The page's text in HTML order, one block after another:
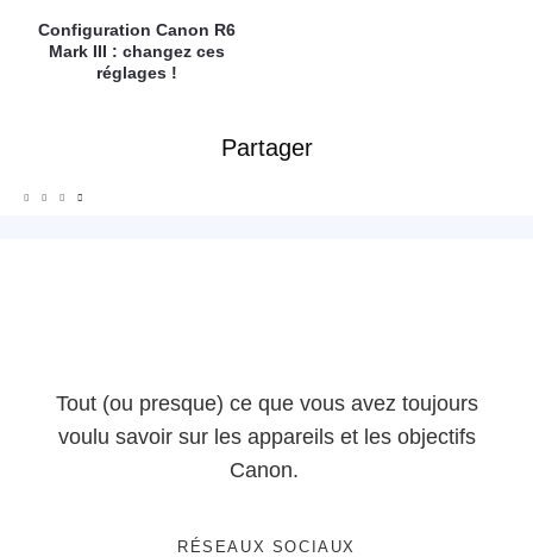
Configuration Canon R6
Mark III : changez ces
réglages !
Partager
Tout (ou presque) ce que vous avez toujours
voulu savoir sur les appareils et les objectifs
Canon.
RÉSEAUX SOCIAUX